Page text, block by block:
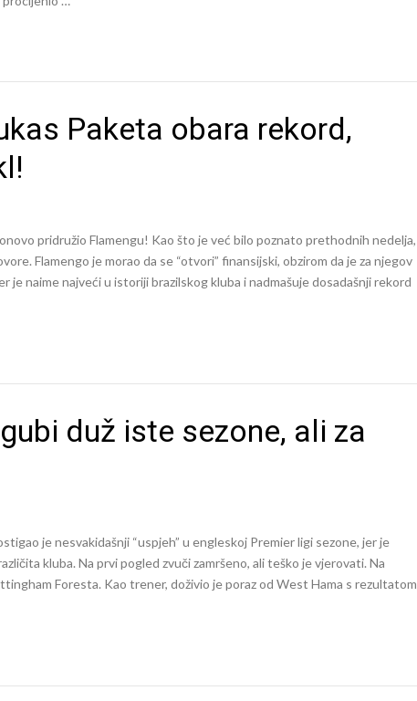
Paketa obara rekord,
pridružio Flamengu! Kao što je već bilo poznato prethodnih nedelja,
Flamengo je morao da se “otvori” finansijski, obzirom da je za njegov
naime najveći u istoriji brazilskog kluba i nadmašuje dosadašnji rekord
duž iste sezone, ali za
je nesvakidašnji “uspjeh” u engleskoj Premier ligi sezone, jer je
kluba. Na prvi pogled zvuči zamršeno, ali teško je vjerovati. Na
Foresta. Kao trener, doživio je poraz od West Hama s rezultatom